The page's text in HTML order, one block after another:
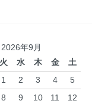
2026年9月
火 水 木 金
土
1
2 3 4
5
8 9 10 11
12